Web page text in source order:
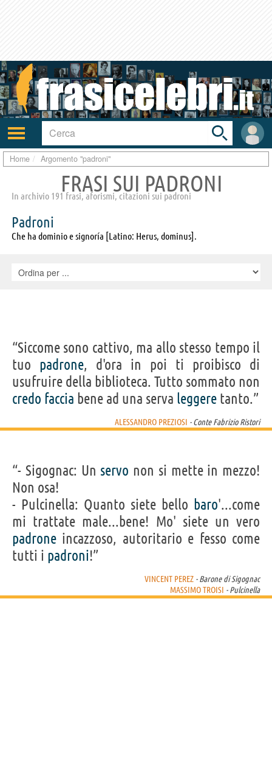
Attiva/disattiva
navigazione
User
area
Toggle
search
bar
Home Argomento "padroni"
FRASI SUI PADRONI
In archivio 191 frasi, aforismi, citazioni sui padroni
Padroni
Che ha dominio e signoría [Latino: Herus, dominus].
“Siccome sono cattivo, ma allo stesso tempo il
tuo padrone, d'ora in poi ti proibisco di
usufruire della biblioteca. Tutto sommato non
credo faccia bene ad una serva leggere tanto.”
ALESSANDRO PREZIOSI - Conte Fabrizio Ristori
“- Sigognac: Un servo non si mette in mezzo!
Non osa!
- Pulcinella: Quanto siete bello baro'...come
mi trattate male...bene! Mo' siete un vero
padrone incazzoso, autoritario e fesso come
tutti i padroni!”
VINCENT PEREZ - Barone di Sigognac
MASSIMO TROISI - Pulcinella